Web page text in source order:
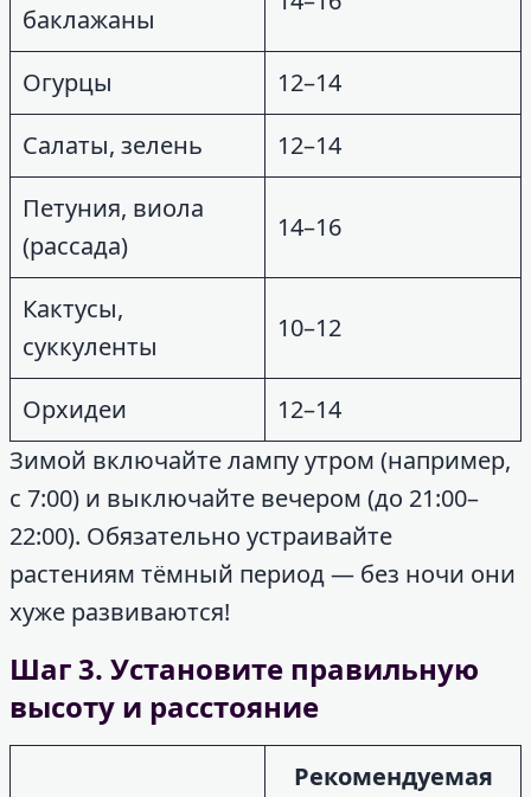
баклажаны
Огурцы
12–14
Салаты, зелень
12–14
Петуния, виола
(рассада)
14–16
Кактусы,
суккуленты
10–12
Орхидеи
12–14
Зимой включайте лампу утром (например,
с 7:00) и выключайте вечером (до 21:00–
22:00). Обязательно устраивайте
растениям тёмный период — без ночи они
хуже развиваются!
Шаг 3. Установите правильную
высоту и расстояние
Рекомендуемая